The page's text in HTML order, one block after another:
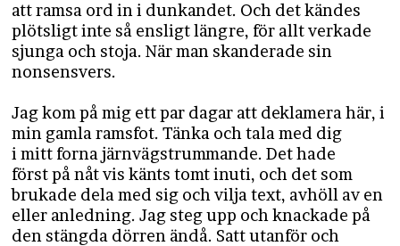
att ramsa ord in i dunkandet. Och det kändes
plötsligt inte så ensligt längre, för allt verkade
sjunga och stoja. När man skanderade sin
nonsensvers.
Jag kom på mig ett par dagar att deklamera här, i
min gamla ramsfot. Tänka och tala med dig
i mitt forna järnvägstrummande. Det hade
först på nåt vis känts tomt inuti, och det som
brukade dela med sig och vilja text, avhöll av en
eller anledning. Jag steg upp och knackade på
den stängda dörren ändå. Satt utanför och